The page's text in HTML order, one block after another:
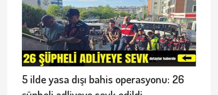
5 ilde yasa dışı bahis operasyonu: 26